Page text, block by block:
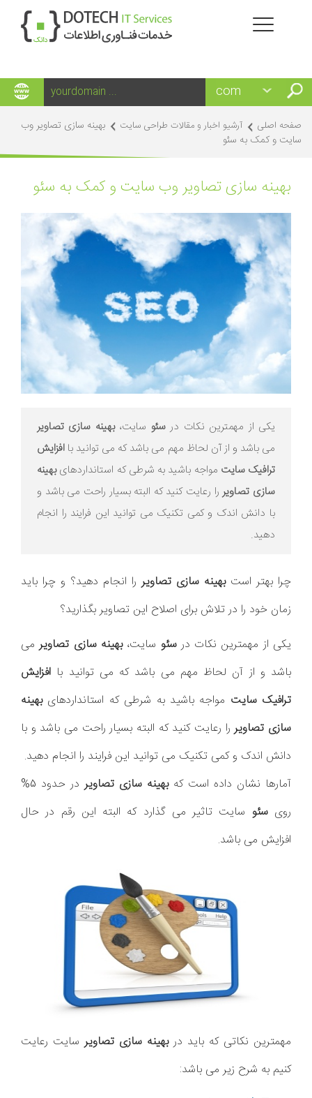
صفحه اصلی آرشیو اخبار و مقالات طراحی سایت
بهینه سازی تصاویر وب
سایت و کمک به سئو
بهینه سازی تصاویر وب سایت و کمک به سئو
یکی از مهمترین نکات درسئو سایت، بهینه سازی تصاویر
می باشد و از آن لحاظ مهم می باشد که می توانید با افزایش
ترافیک سایت مواجه باشید به شرطی که استانداردهایبهینه
سازی تصاویر را رعایت کنید که البته بسیار راحت می باشد و
با دانش اندک و کمی تکنیک می توانید این فرایند را انجام
دهید.
چرا بهتر استبهینه سازی تصاویررا انجام دهید؟ و چرا باید
زمان خود را در تلاش برای اصلاح این تصاویر بگذارید؟
یکی از مهمترین نکات درسئو سایت، بهینه سازی تصاویرمی
باشد و از آن لحاظ مهم می باشد که می توانید با افزایش
ترافیک سایت مواجه باشید به شرطی که استانداردهایبهینه
سازی تصاویررا رعایت کنید که البته بسیار راحت می باشد و با
دانش اندک و کمی تکنیک می توانید این فرایند را انجام دهید.
آمارها نشان داده است کهبهینه سازی تصاویر
در حدود 5%
رویسئو سایت تاثیر می گذارد که البته این رقم در حال
افزایش می باشد.
مهمترین نکاتی که باید دربهینه سازی تصاویرسایت رعایت
کنیم به شرح زیر می باشد: